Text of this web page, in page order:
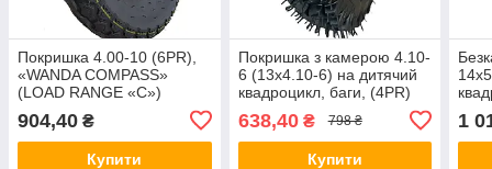
Покришка 4.00-10 (6PR),
«WANDA COMPASS»
(LOAD RANGE «C»)
904,40 ₴
Купити
Покришка з камерою 4.10-
6 (13х4.10-6) на дитячий
квадроцикл, баги, (4PR)
638,40₴ 798 ₴
Купити
1